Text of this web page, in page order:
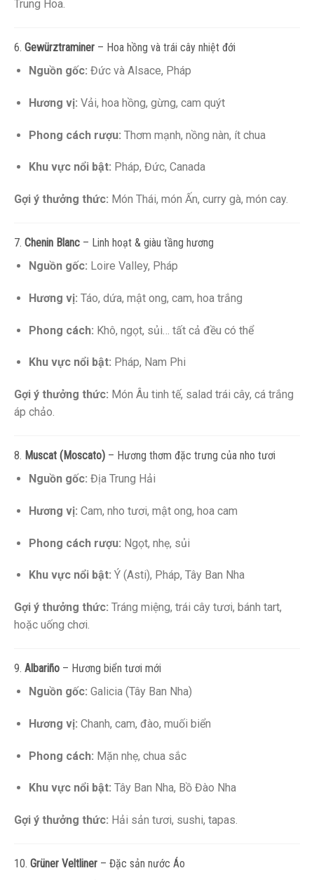
Trung Hoa.
6. Gewürztraminer – Hoa hồng và trái cây nhiệt đới
Nguồn gốc: Đức và Alsace, Pháp
Hương vị: Vải, hoa hồng, gừng, cam quýt
Phong cách rượu: Thơm mạnh, nồng nàn, ít chua
Khu vực nổi bật: Pháp, Đức, Canada
Gợi ý thưởng thức: Món Thái, món Ấn, curry gà, món cay.
7. Chenin Blanc – Linh hoạt & giàu tầng hương
Nguồn gốc: Loire Valley, Pháp
Hương vị: Táo, dứa, mật ong, cam, hoa trắng
Phong cách: Khô, ngọt, sủi… tất cả đều có thể
Khu vực nổi bật: Pháp, Nam Phi
Gợi ý thưởng thức: Món Âu tinh tế, salad trái cây, cá trắng
áp chảo.
8. Muscat (Moscato) – Hương thơm đặc trưng của nho tươi
Nguồn gốc: Địa Trung Hải
Hương vị: Cam, nho tươi, mật ong, hoa cam
Phong cách rượu: Ngọt, nhẹ, sủi
Khu vực nổi bật: Ý (Asti), Pháp, Tây Ban Nha
Gợi ý thưởng thức: Tráng miệng, trái cây tươi, bánh tart,
hoặc uống chơi.
9. Albariño – Hương biển tươi mới
Nguồn gốc: Galicia (Tây Ban Nha)
Hương vị: Chanh, cam, đào, muối biển
Phong cách: Mặn nhẹ, chua sắc
Khu vực nổi bật: Tây Ban Nha, Bồ Đào Nha
Gợi ý thưởng thức: Hải sản tươi, sushi, tapas.
10. Grüner Veltliner – Đặc sản nước Áo